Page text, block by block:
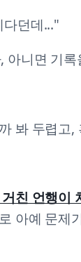
던데..."
아니면 기
봐 두렵고
친 언행이
아예 문제